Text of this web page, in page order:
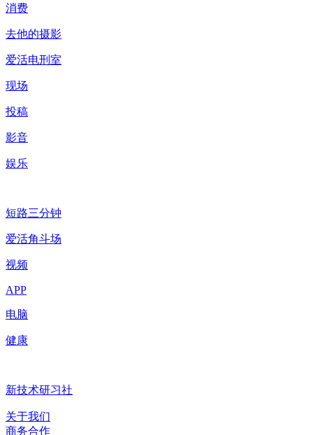
消费
去他的摄影
爱活电刑室
现场
投稿
影音
娱乐
短路三分钟
爱活角斗场
视频
APP
电脑
健康
新技术研习社
关于我们
商务合作